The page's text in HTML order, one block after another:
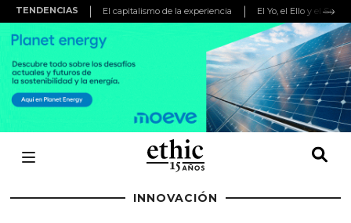
TENDENCIAS El capitalismo de la experiencia El Yo, el Ello y el
INNOVACIÓN